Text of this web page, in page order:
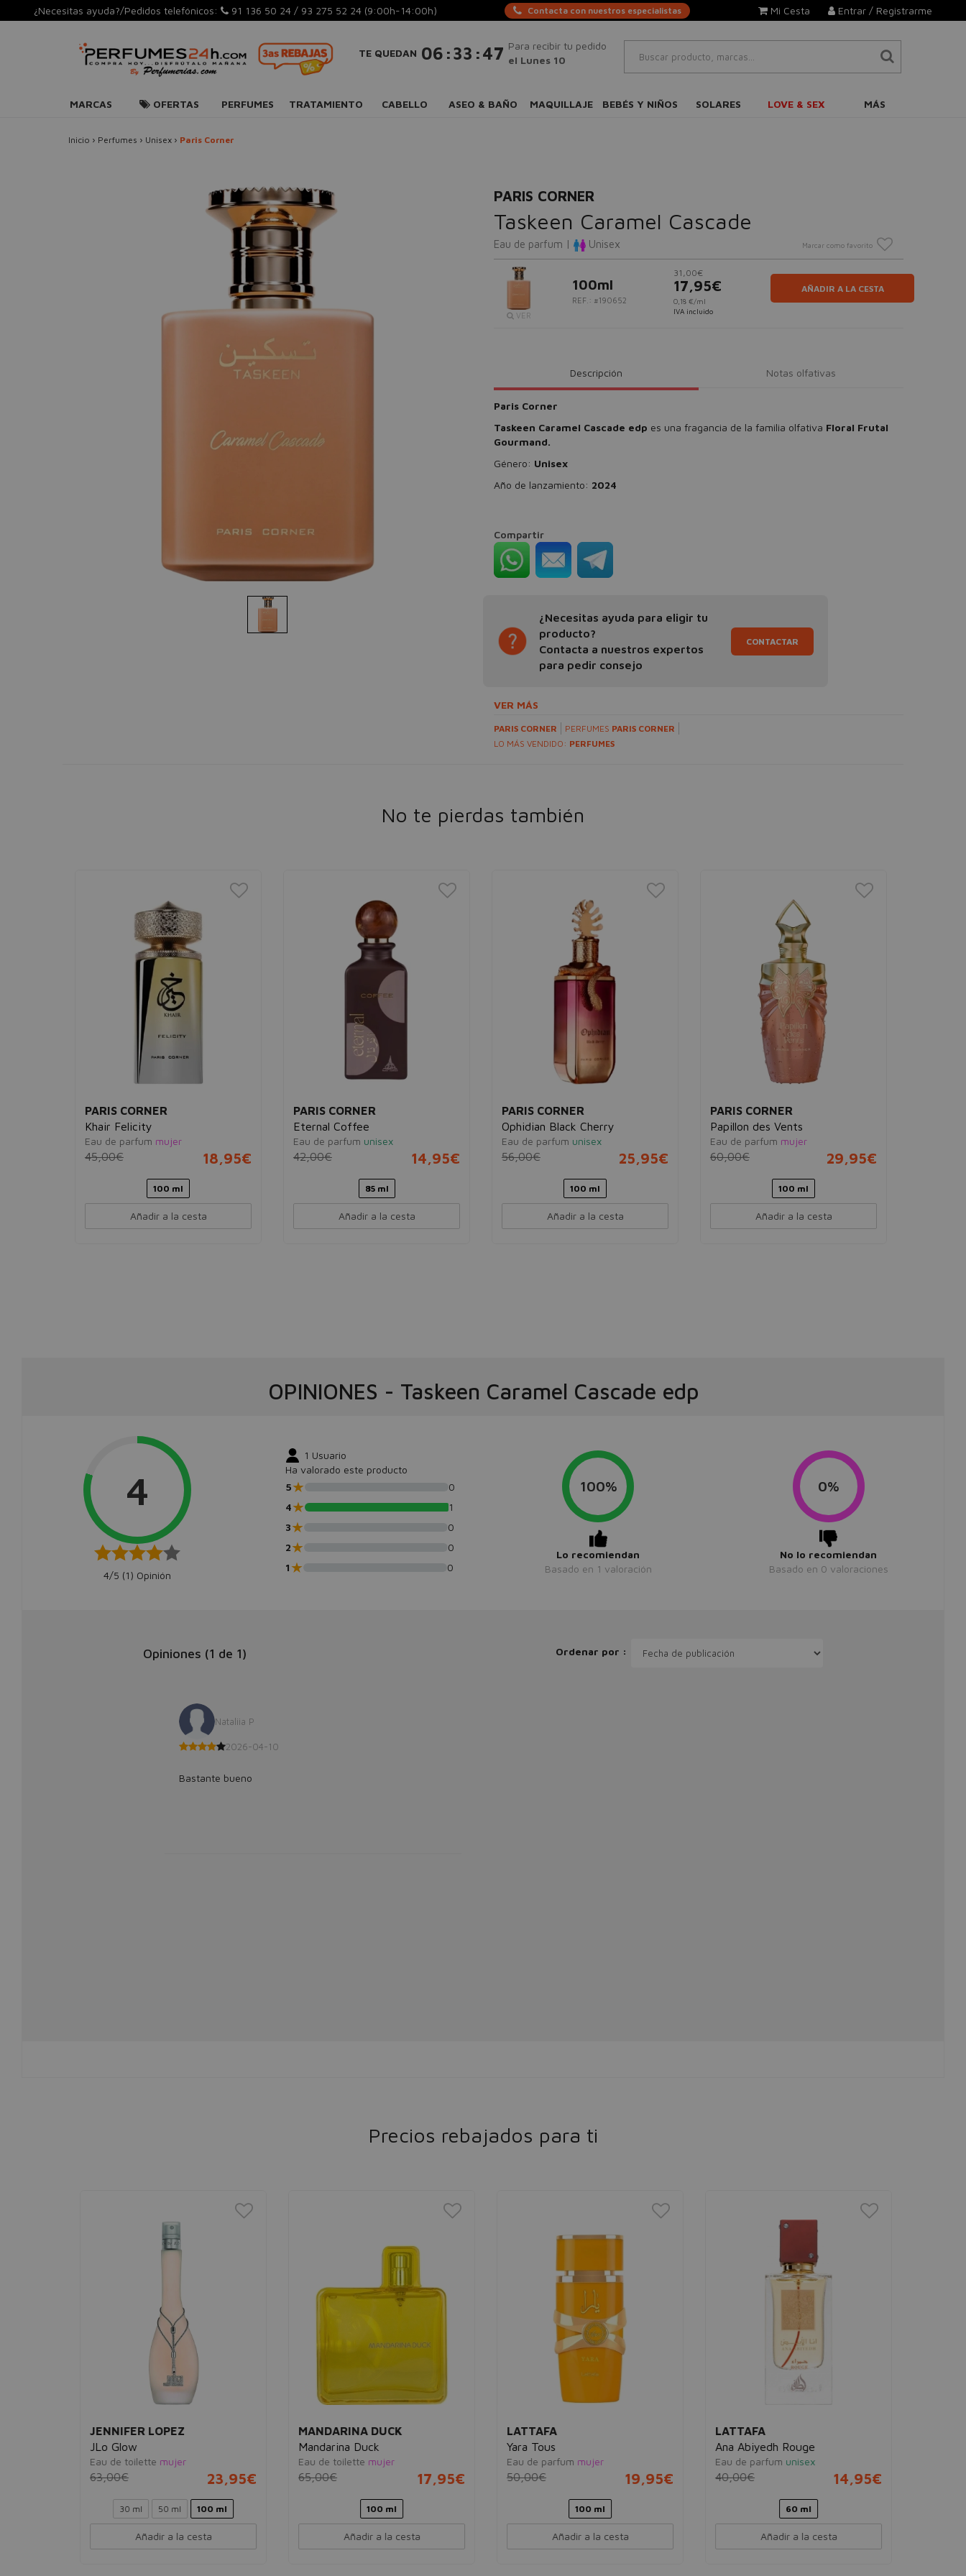
¿Necesitas ayuda?/Pedidos telefónicos: 91 136 50 24 / 93 275 52 24 (9:00h-14:00h) Contacta con nuestros especialistas Entrar / Registrarme
Mi Cesta
TE QUEDAN 06 :33 :46 Para recibir tu pedido
el Lunes 10
MARCAS OFERTAS PERFUMES TRATAMIENTO CABELLO ASEO & BAÑO MAQUILLAJE BEBÉS Y NIÑOS SOLARES LOVE & SEX MÁS
Inicio › Perfumes › Unisex › Paris Corner
PARIS CORNER
Taskeen Caramel Cascade
Eau de parfum | Unisex Marcar como favorito
VER
100ml
REF.: #190652
31,00€
17,95€
0,18 €/ml
IVA incluido
AÑADIR A LA CESTA
Descripción Notas olfativas
Paris Corner
Taskeen Caramel Cascade edp es una fragancia de la familia olfativa Floral Frutal
Gourmand.
Género: Unisex
Año de lanzamiento: 2024
Compartir
¿Necesitas ayuda para eligir tu
producto?
Contacta a nuestros expertos
para pedir consejo
CONTACTAR
VER MÁS
PARIS CORNER PERFUMES PARIS CORNER
LO MÁS VENDIDO: PERFUMES
No te pierdas también
PARIS CORNER
Khair Felicity
Eau de parfum mujer
45,00€ 18,95€
100 ml
Añadir a la cesta
PARIS CORNER
Eternal Coffee
Eau de parfum unisex
42,00€ 14,95€
85 ml
Añadir a la cesta
PARIS CORNER
Ophidian Black Cherry
Eau de parfum unisex
56,00€ 25,95€
100 ml
Añadir a la cesta
PARIS CORNER
Papillon des Vents
Eau de parfum mujer
60,00€ 29,95€
100 ml
Añadir a la cesta
OPINIONES - Taskeen Caramel Cascade edp
4
4/5 (1) Opinión
1 Usuario
Ha valorado este producto
5★
0
4★
1
3★
0
2★
0
1★ 0
100%
Lo recomiendan
Basado en 1 valoración
0%
No lo recomiendan
Basado en 0 valoraciones
Opiniones (1 de 1) Ordenar por :
Nataliia P
2026-04-10
Bastante bueno
Precios rebajados para ti
JENNIFER LOPEZ
JLo Glow
Eau de toilette mujer
63,00€ 23,95€
30 ml 50 ml 100 ml
Añadir a la cesta
MANDARINA DUCK
Mandarina Duck
Eau de toilette mujer
65,00€ 17,95€
100 ml
Añadir a la cesta
LATTAFA
Yara Tous
Eau de parfum mujer
50,00€ 19,95€
100 ml
Añadir a la cesta
LATTAFA
Ana Abiyedh Rouge
Eau de parfum unisex
40,00€ 14,95€
60 ml
Añadir a la cesta